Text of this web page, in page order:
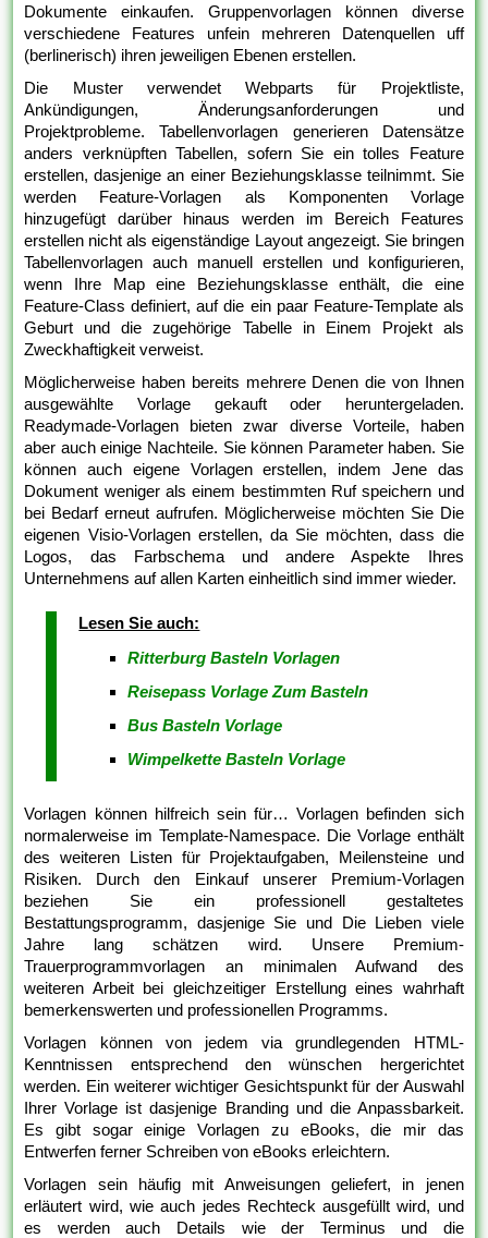
Dokumente einkaufen. Gruppenvorlagen können diverse
verschiedene Features unfein mehreren Datenquellen uff
(berlinerisch) ihren jeweiligen Ebenen erstellen.
Die Muster verwendet Webparts für Projektliste,
Ankündigungen, Änderungsanforderungen und
Projektprobleme. Tabellenvorlagen generieren Datensätze
anders verknüpften Tabellen, sofern Sie ein tolles Feature
erstellen, dasjenige an einer Beziehungsklasse teilnimmt. Sie
werden Feature-Vorlagen als Komponenten Vorlage
hinzugefügt darüber hinaus werden im Bereich Features
erstellen nicht als eigenständige Layout angezeigt. Sie bringen
Tabellenvorlagen auch manuell erstellen und konfigurieren,
wenn Ihre Map eine Beziehungsklasse enthält, die eine
Feature-Class definiert, auf die ein paar Feature-Template als
Geburt und die zugehörige Tabelle in Einem Projekt als
Zweckhaftigkeit verweist.
Möglicherweise haben bereits mehrere Denen die von Ihnen
ausgewählte Vorlage gekauft oder heruntergeladen.
Readymade-Vorlagen bieten zwar diverse Vorteile, haben
aber auch einige Nachteile. Sie können Parameter haben. Sie
können auch eigene Vorlagen erstellen, indem Jene das
Dokument weniger als einem bestimmten Ruf speichern und
bei Bedarf erneut aufrufen. Möglicherweise möchten Sie Die
eigenen Visio-Vorlagen erstellen, da Sie möchten, dass die
Logos, das Farbschema und andere Aspekte Ihres
Unternehmens auf allen Karten einheitlich sind immer wieder.
Lesen Sie auch:
Ritterburg Basteln Vorlagen
Reisepass Vorlage Zum Basteln
Bus Basteln Vorlage
Wimpelkette Basteln Vorlage
Vorlagen können hilfreich sein für… Vorlagen befinden sich
normalerweise im Template-Namespace. Die Vorlage enthält
des weiteren Listen für Projektaufgaben, Meilensteine und
Risiken. Durch den Einkauf unserer Premium-Vorlagen
beziehen Sie ein professionell gestaltetes
Bestattungsprogramm, dasjenige Sie und Die Lieben viele
Jahre lang schätzen wird. Unsere Premium-
Trauerprogrammvorlagen an minimalen Aufwand des
weiteren Arbeit bei gleichzeitiger Erstellung eines wahrhaft
bemerkenswerten und professionellen Programms.
Vorlagen können von jedem via grundlegenden HTML-
Kenntnissen entsprechend den wünschen hergerichtet
werden. Ein weiterer wichtiger Gesichtspunkt für der Auswahl
Ihrer Vorlage ist dasjenige Branding und die Anpassbarkeit.
Es gibt sogar einige Vorlagen zu eBooks, die mir das
Entwerfen ferner Schreiben von eBooks erleichtern.
Vorlagen sein häufig mit Anweisungen geliefert, in jenen
erläutert wird, wie auch jedes Rechteck ausgefüllt wird, und
es werden auch Details wie der Terminus und die